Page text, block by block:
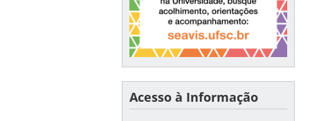
Acesso à Informação